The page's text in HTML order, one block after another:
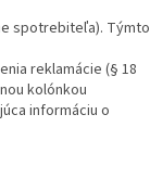
spotrebiteľa). Týmto
reklamácie (§ 18
kolónkou
informáciu o